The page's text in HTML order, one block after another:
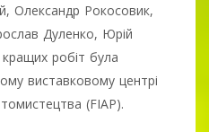
Олександр Рокосовик,
Дуленко, Юрій
робіт була
виставковому центрі
(FIAP).